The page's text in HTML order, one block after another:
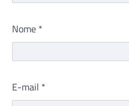
Nome *
E-mail *